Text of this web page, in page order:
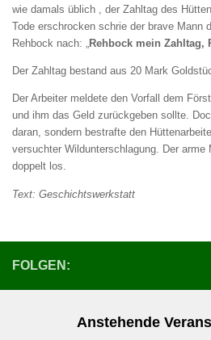
wie damals üblich , der Zahltag des
Tode erschrocken schrie der brave Mann
Rehbock nach: „Rehbock mein Zahltag,
Der Zahltag bestand aus 20 Mark
Der Arbeiter meldete den Vorfall dem
und ihm das Geld zurückgeben sollte.
daran, sondern bestrafte den
versuchter Wildunterschlagung. Der arme
doppelt los.
Text: Geschichtswerkstatt
FOLGEN:
Anstehende